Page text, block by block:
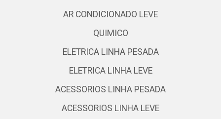
AR CONDICIONADO LEVE
QUIMICO
ELETRICA LINHA PESADA
ELETRICA LINHA LEVE
ACESSORIOS LINHA PESADA
ACESSORIOS LINHA LEVE